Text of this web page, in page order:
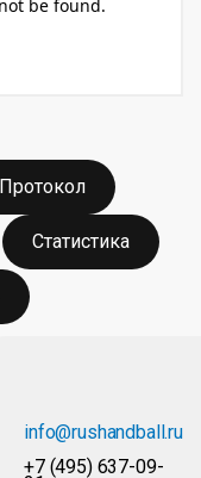
Протокол
Статистика
info@rushandball.ru
+7 (495) 637-09-